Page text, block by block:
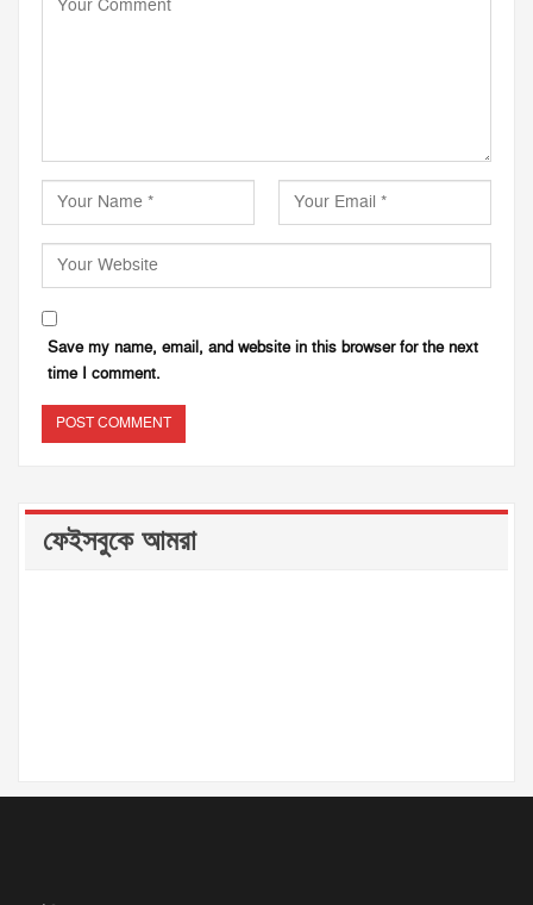
Save my name, email, and website in this browser for the next
time I comment.
ফেইসবুকে আমরা